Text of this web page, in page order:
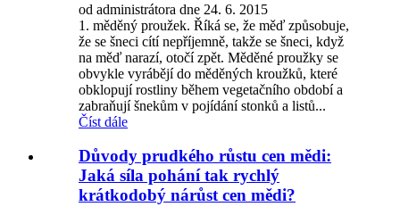
od administrátora dne 24. 6. 2015
1. měděný proužek. Říká se, že měď způsobuje,
že se šneci cítí nepříjemně, takže se šneci, když
na měď narazí, otočí zpět. Měděné proužky se
obvykle vyrábějí do měděných kroužků, které
obklopují rostliny během vegetačního období a
zabraňují šnekům v pojídání stonků a listů...
Číst dále
Důvody prudkého růstu cen mědi:
Jaká síla pohání tak rychlý
krátkodobý nárůst cen mědi?